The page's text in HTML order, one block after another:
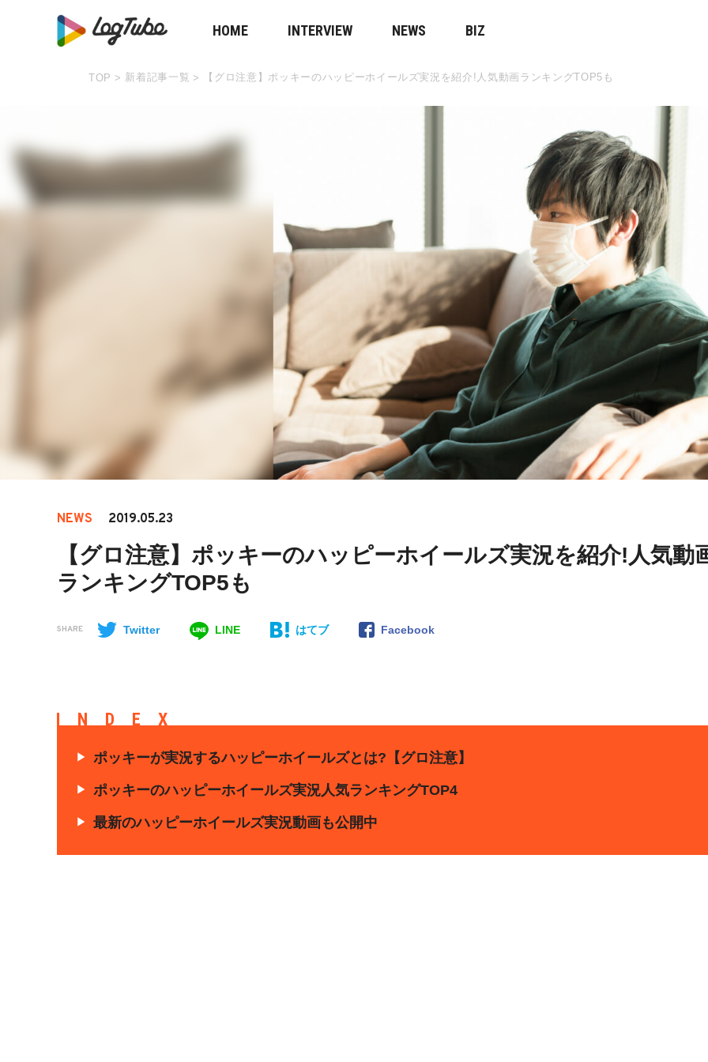
HOME INTERVIEW NEWS BIZ
TOP > 新着記事一覧 > 【グロ注意】ポッキーのハッピーホイールズ実況を紹介!人気動画ランキングTOP5も
NEWS 2019.05.23
【グロ注意】ポッキーのハッピーホイールズ実況を紹介!人気動
ランキングTOP5も
SHARE Twitter LINE はてブ Facebook
INDEX
ポッキーが実況するハッピーホイールズとは?【グロ注意】
ポッキーのハッピーホイールズ実況人気ランキングTOP4
最新のハッピーホイールズ実況動画も公開中